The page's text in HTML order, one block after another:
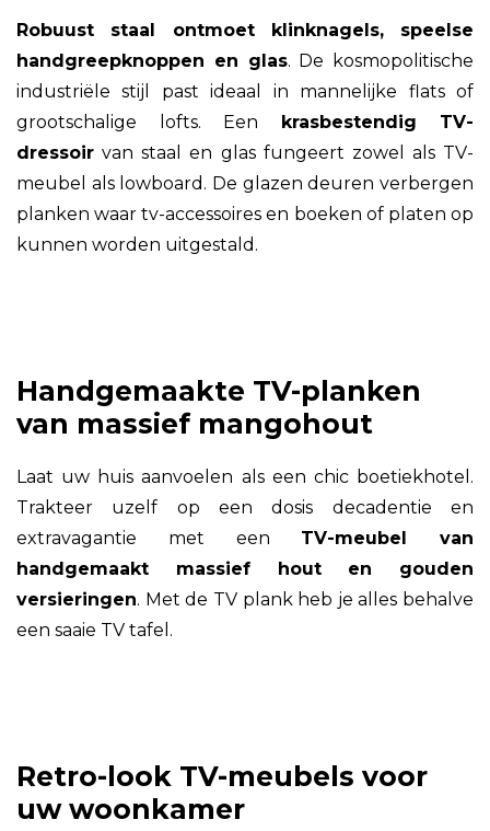
Robuust staal ontmoet klinknagels, speelse
handgreepknoppen en glas. De kosmopolitische
industriële stijl past ideaal in mannelijke flats of
grootschalige lofts. Een krasbestendig TV-
dressoir van staal en glas fungeert zowel als TV-
meubel als lowboard. De glazen deuren verbergen
planken waar tv-accessoires en boeken of platen op
kunnen worden uitgestald.
Handgemaakte TV-planken
van massief mangohout
Laat uw huis aanvoelen als een chic boetiekhotel.
Trakteer uzelf op een dosis decadentie en
extravagantie met een TV-meubel van
handgemaakt massief hout en gouden
versieringen. Met de TV plank heb je alles behalve
een saaie TV tafel.
Retro-look TV-meubels voor
uw woonkamer